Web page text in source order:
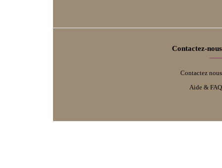
Termes et politiques